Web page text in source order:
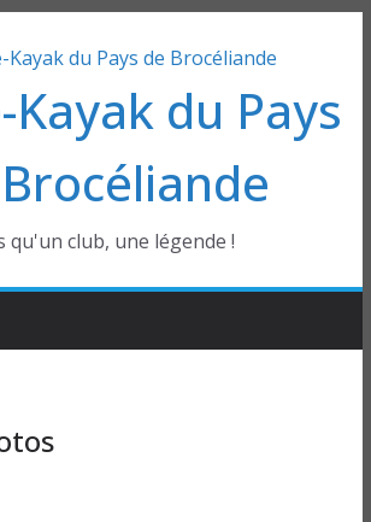
Kayak du Pays
qu'un club, une légende !